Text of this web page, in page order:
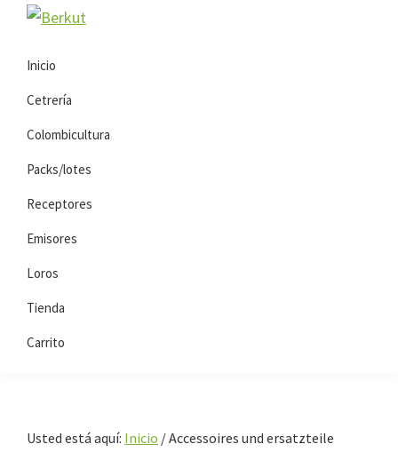
Saltar
navegación
Saltar
contenido
principal
Inicio
Cetrería
Colombicultura
Packs/lotes
Receptores
Emisores
Loros
Tienda
Carrito
Usted está aquí: Inicio /Accessoires und ersatzteile